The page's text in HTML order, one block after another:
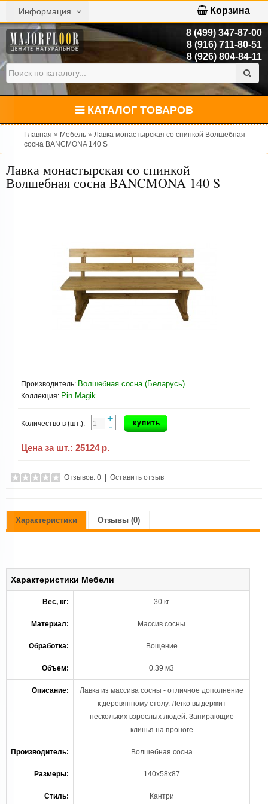
Информация Корзина
8 (499) 347-87-00
8 (916) 711-80-51
8 (926) 804-84-11
КАТАЛОГ ТОВАРОВ
Главная » Мебель » Лавка монастырская со спинкой Волшебная
сосна BANCMONA 140 S
Лавка монастырская со спинкой
Волшебная сосна BANCMONA 140 S
Производитель: Волшебная сосна (Беларусь)
Коллекция: Pin Magik
Количество в (шт.): +
- купить
Цена за шт.: 25124 р.
Отзывов: 0 Оставить отзыв
Характеристики Отзывы (0)
Характеристики Мебели
Вес, кг: 30 кг
Материал: Массив сосны
Обработка: Вощение
Объем: 0.39 м3
Описание:
Лавка из массива сосны - отличное дополнение
к деревянному столу. Легко выдержит
нескольких взрослых людей. Запирающие
клинья на проноге
Производитель: Волшебная сосна
Размеры: 140х58х87
Стиль: Кантри